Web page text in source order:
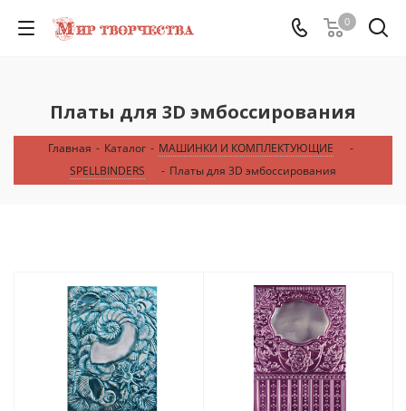
0
Платы для 3D эмбоссирования
Главная - Каталог - МАШИНКИ И КОМПЛЕКТУЮЩИЕ
-
SPELLBINDERS
- Платы для 3D эмбоссирования